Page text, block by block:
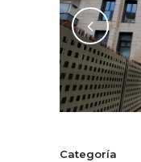
Categoría